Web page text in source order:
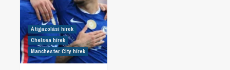
Átigazolási hírek
Chelsea hírek
Manchester City hírek